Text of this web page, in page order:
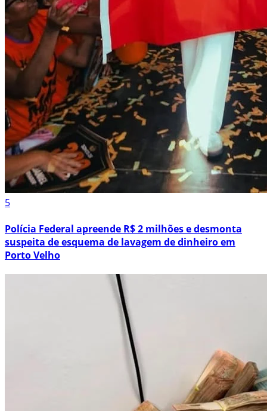
5
Polícia Federal apreende R$ 2 milhões e desmonta
suspeita de esquema de lavagem de dinheiro em
Porto Velho